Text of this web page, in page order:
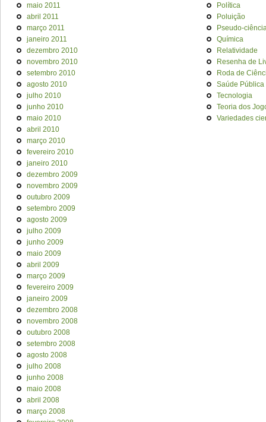
maio 2011
abril 2011
março 2011
janeiro 2011
dezembro 2010
novembro 2010
setembro 2010
agosto 2010
julho 2010
junho 2010
maio 2010
abril 2010
março 2010
fevereiro 2010
janeiro 2010
dezembro 2009
novembro 2009
outubro 2009
setembro 2009
agosto 2009
julho 2009
junho 2009
maio 2009
abril 2009
março 2009
fevereiro 2009
janeiro 2009
dezembro 2008
novembro 2008
outubro 2008
setembro 2008
agosto 2008
julho 2008
junho 2008
maio 2008
abril 2008
março 2008
Política
Poluição
Pseudo-
Química
Relatividade
Resenha de
Roda de
Saúde Pública
Tecnologia
Teoria dos
Variedades